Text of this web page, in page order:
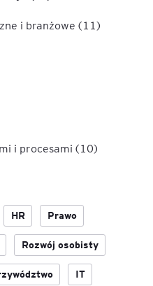
i branżowe (11)
i procesami (10)
HR Prawo
Rozwój osobisty
IT